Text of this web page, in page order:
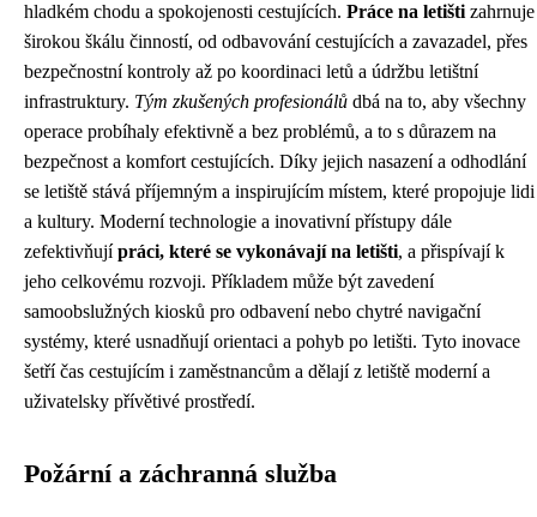
hladkém chodu a spokojenosti cestujících. Práce na letišti zahrnuje
širokou škálu činností, od odbavování cestujících a zavazadel, přes
bezpečnostní kontroly až po koordinaci letů a údržbu letištní
infrastruktury. Tým zkušených profesionálů dbá na to, aby všechny
operace probíhaly efektivně a bez problémů, a to s důrazem na
bezpečnost a komfort cestujících. Díky jejich nasazení a odhodlání
se letiště stává příjemným a inspirujícím místem, které propojuje lidi
a kultury. Moderní technologie a inovativní přístupy dále
zefektivňujípráci, které se vykonávají na letišti, a přispívají k
jeho celkovému rozvoji. Příkladem může být zavedení
samoobslužných kiosků pro odbavení nebo chytré navigační
systémy, které usnadňují orientaci a pohyb po letišti. Tyto inovace
šetří čas cestujícím i zaměstnancům a dělají z letiště moderní a
uživatelsky přívětivé prostředí.
Požární a záchranná služba